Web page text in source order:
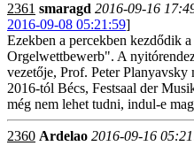
2361 smaragd 2016-09-16
2016-09-08 05:21:59]
Ezekben a percekben kezdődik
Orgelwettbewerb". A
vezetője, Prof. Peter Planyavsky
2016-tól Bécs, Festsaal der
még nem lehet tudni, indul-e
2360 Ardelao 2016-09-16